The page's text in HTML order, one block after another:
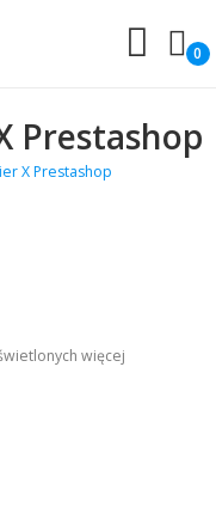
0
Prestashop
X Prestashop
więcej